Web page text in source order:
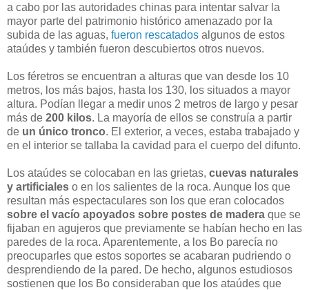
a cabo por las autoridades chinas para intentar salvar la
mayor parte del patrimonio histórico amenazado por la
subida de las aguas, fueron rescatados algunos de estos
ataúdes y también fueron descubiertos otros nuevos.
Los féretros se encuentran a alturas que van desde los 10
metros, los más bajos, hasta los 130, los situados a mayor
altura. Podían llegar a medir unos 2 metros de largo y pesar
más de 200 kilos. La mayoría de ellos se construía a partir
de un único tronco. El exterior, a veces, estaba trabajado y
en el interior se tallaba la cavidad para el cuerpo del difunto.
Los ataúdes se colocaban en las grietas, cuevas naturales
y artificiales o en los salientes de la roca. Aunque los que
resultan más espectaculares son los que eran colocados
sobre el vacío apoyados sobre postes de madera que se
fijaban en agujeros que previamente se habían hecho en las
paredes de la roca. Aparentemente, a los Bo parecía no
preocuparles que estos soportes se acabaran pudriendo o
desprendiendo de la pared. De hecho, algunos estudiosos
sostienen que los Bo consideraban que los ataúdes que